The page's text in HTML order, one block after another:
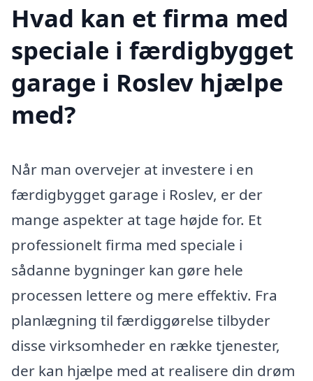
Hvad kan et firma med
speciale i færdigbygget
garage i Roslev hjælpe
med?
Når man overvejer at investere i en
færdigbygget garage i Roslev, er der
mange aspekter at tage højde for. Et
professionelt firma med speciale i
sådanne bygninger kan gøre hele
processen lettere og mere effektiv. Fra
planlægning til færdiggørelse tilbyder
disse virksomheder en række tjenester,
der kan hjælpe med at realisere din drøm